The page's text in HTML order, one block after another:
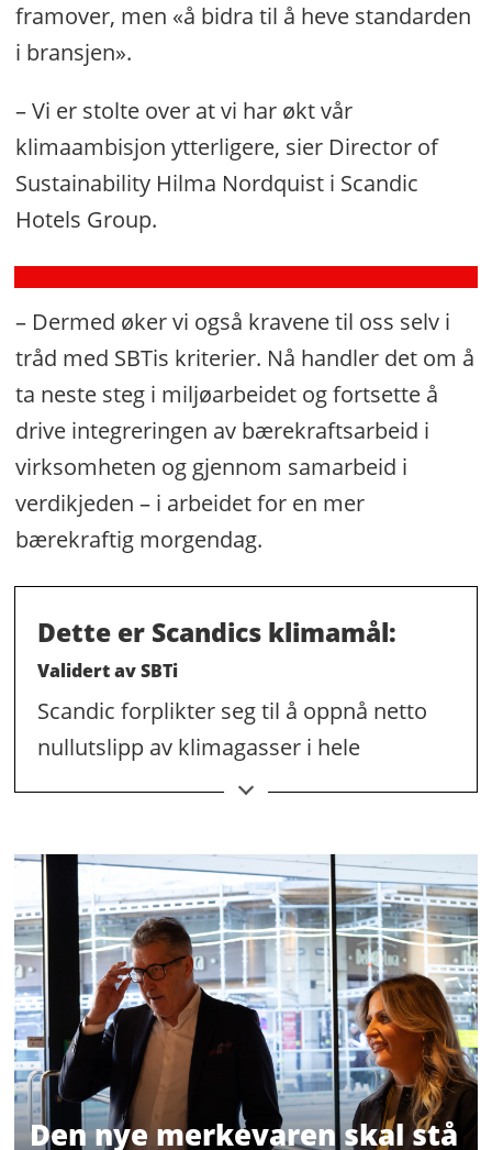
framover, men «å bidra til å heve standarden
i bransjen».
– Vi er stolte over at vi har økt vår
klimaambisjon ytterligere, sier Director of
Sustainability Hilma Nordquist i Scandic
Hotels Group.
Kreativ
kamp
mot
matsvinnet
– Dermed øker vi også kravene til oss selv i
tråd med SBTis kriterier. Nå handler det om å
ta neste steg i miljøarbeidet og fortsette å
drive integreringen av bærekraftsarbeid i
virksomheten og gjennom samarbeid i
verdikjeden – i arbeidet for en mer
bærekraftig morgendag.
Dette er Scandics klimamål:
Validert av SBTi
Scandic forplikter seg til å oppnå netto
nullutslipp av klimagasser i hele
verdikjeden senest innen 2050.
Scandic forplikter seg til å redusere
absolutte scope 1- og scope 2-utslipp
av klimagasser med 55 prosent innen
2033, med 2023 som basisår*.
Scandic forplikter seg til å redusere
absolutte scope 3-utslipp knyttet til
arealbruk og landbruk (såkalte FLAG-
Den nye merkevaren skal stå